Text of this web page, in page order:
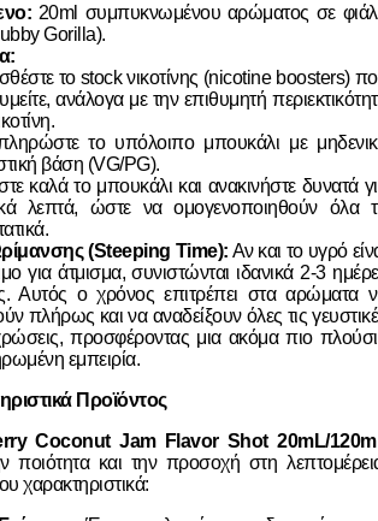
20ml συμπυκνωμένου αρώματος σε
Gorilla).
το stock νικοτίνης (nicotine boosters)
ανάλογα με την επιθυμητή
το υπόλοιπο μπουκάλι με
βάση (VG/PG).
καλά το μπουκάλι και ανακινήστε δυνατά
λεπτά, ώστε να ομογενοποιηθούν όλα
(Steeping Time): Αν και το υγρό
για άτμισμα, συνιστώνται ιδανικά 2-3
Αυτός ο χρόνος επιτρέπει στα αρώματα
πλήρως και να αναδείξουν όλες τις
προσφέροντας μια ακόμα πιο
εμπειρία.
Προϊόντος
Coconut Jam Flavor Shot 20mL/
ποιότητα και την προσοχή στη
χαρακτηριστικά: